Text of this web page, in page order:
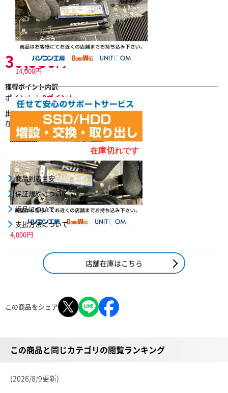
14,000円
4,000円
30,980円
獲得ポイント内訳
ポイント： 0ポイント
出荷予定
在庫切れです
在庫状況
在庫なし
出荷元
物流倉庫(自社)
在庫切れです
商品到着目安
保証規約について
返品について
支払方法について
店舗在庫はこちら
この商品をシェア
この商品と同じカテゴリの閲覧ランキング
(2026/8/9更新)